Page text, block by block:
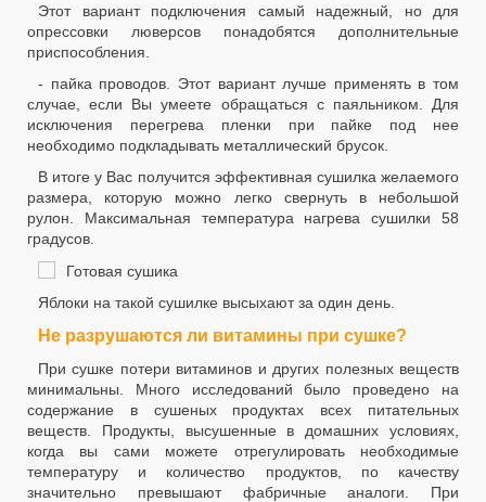
Этот вариант подключения самый надежный, но для
опрессовки люверсов понадобятся дополнительные
приспособления.
- пайка проводов. Этот вариант лучше применять в том
случае, если Вы умеете обращаться с паяльником. Для
исключения перегрева пленки при пайке под нее
необходимо подкладывать металлический брусок.
В итоге у Вас получится эффективная сушилка желаемого
размера, которую можно легко свернуть в небольшой
рулон. Максимальная температура нагрева сушилки 58
градусов.
Яблоки на такой сушилке высыхают за один день.
Не разрушаются ли витамины при сушке?
При сушке потери витаминов и других полезных веществ
минимальны. Много исследований было проведено на
содержание в сушеных продуктах всех питательных
веществ. Продукты, высушенные в домашних условиях,
когда вы сами можете отрегулировать необходимые
температуру и количество продуктов, по качеству
значительно превышают фабричные аналоги. При